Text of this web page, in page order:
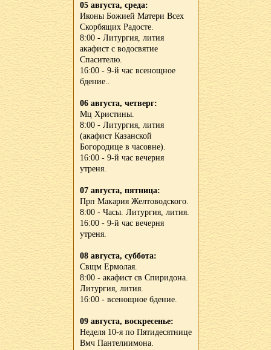
05 августа, среда:
Иконы Божией Матери Всех
Скорбящих Радосте.
8:00 - Литургия, лития
акафист с водосвятие
Спасителю.
16:00 - 9-й час всенощное
бдение..
06 августа, четверг:
Мц Христины.
8:00 - Литургия, лития
(акафист Казанской
Богородице в часовне).
16:00 - 9-й час вечерня
утреня.
07 августа, пятница:
Прп Макария Желтоводского.
8:00 - Часы. Литургия, лития.
16:00 - 9-й час вечерня
утреня.
08 августа, суббота:
Свщм Ермолая.
8:00 - акафист св Спиридона.
Литургия, лития.
16:00 - всенощное бдение.
09 августа, воскресенье:
Неделя 10-я по Пятидесятнице
Вмч Пантелиимона.